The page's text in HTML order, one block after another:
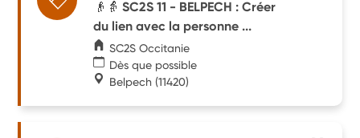
👴👵 SC2S 11 - BELPECH : Créer
du lien avec la personne ...
SC2S Occitanie
Dès que possible
Belpech (11420)